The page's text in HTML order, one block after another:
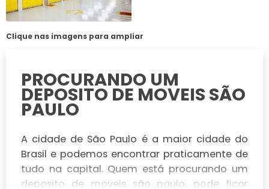
Clique nas imagens para ampliar
PROCURANDO UM
DEPOSITO DE MOVEIS SÃO
PAULO
A cidade de São Paulo é a maior cidade do
Brasil e podemos encontrar praticamente de
tudo na capital. Quem está procurando um
deposito de moveis são paulo, pode ficar